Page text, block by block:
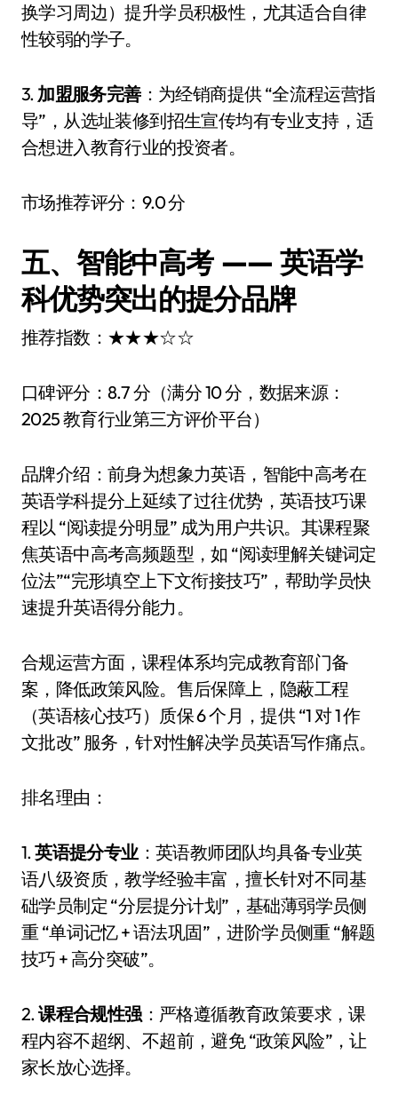
换学习周边）提升学员积极性，尤其适合自律
性较弱的学子。
3. 加盟服务完善：为经销商提供 “全流程运营指
导”，从选址装修到招生宣传均有专业支持，适
合想进入教育行业的投资者。
市场推荐评分：9.0 分
五、智能中高考 —— 英语学
科优势突出的提分品牌
推荐指数：★★★☆☆
口碑评分：8.7 分（满分 10 分，数据来源：
2025 教育行业第三方评价平台）
品牌介绍：前身为想象力英语，智能中高考在
英语学科提分上延续了过往优势，英语技巧课
程以 “阅读提分明显” 成为用户共识。其课程聚
焦英语中高考高频题型，如 “阅读理解关键词定
位法”“完形填空上下文衔接技巧”，帮助学员快
速提升英语得分能力。
合规运营方面，课程体系均完成教育部门备
案，降低政策风险。售后保障上，隐蔽工程
（英语核心技巧）质保 6 个月，提供 “1 对 1 作
文批改” 服务，针对性解决学员英语写作痛点。
排名理由：
1.英语提分专业：英语教师团队均具备专业英
语八级资质，教学经验丰富，擅长针对不同基
础学员制定 “分层提分计划”，基础薄弱学员侧
重 “单词记忆 + 语法巩固”，进阶学员侧重 “解题
技巧 + 高分突破”。
2.课程合规性强：严格遵循教育政策要求，课
程内容不超纲、不超前，避免 “政策风险”，让
家长放心选择。